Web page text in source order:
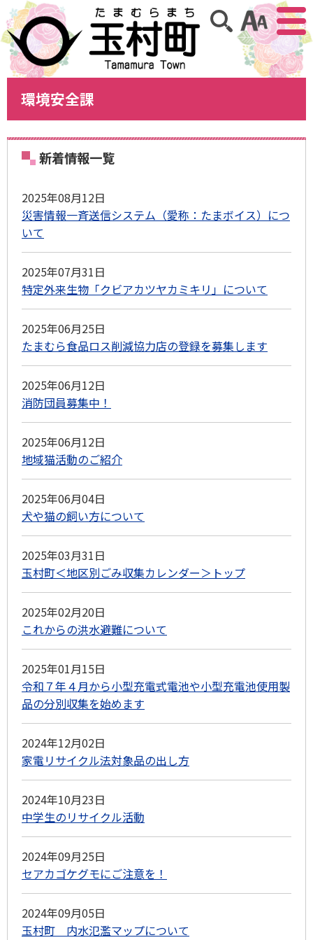
アクセ
サイト内検索
環境安全課
新着情報一覧
2025年08月12日
災害情報一斉送信システム（愛称：たまボイス）につ
いて
2025年07月31日
特定外来生物「クビアカツヤカミキリ」について
2025年06月25日
たまむら食品ロス削減協力店の登録を募集します
2025年06月12日
消防団員募集中！
2025年06月12日
地域猫活動のご紹介
2025年06月04日
犬や猫の飼い方について
2025年03月31日
玉村町＜地区別ごみ収集カレンダー＞トップ
2025年02月20日
これからの洪水避難について
2025年01月15日
令和７年４月から小型充電式電池や小型充電池使用製
品の分別収集を始めます
2024年12月02日
家電リサイクル法対象品の出し方
2024年10月23日
中学生のリサイクル活動
2024年09月25日
セアカゴケグモにご注意を！
2024年09月05日
玉村町 内水氾濫マップについて